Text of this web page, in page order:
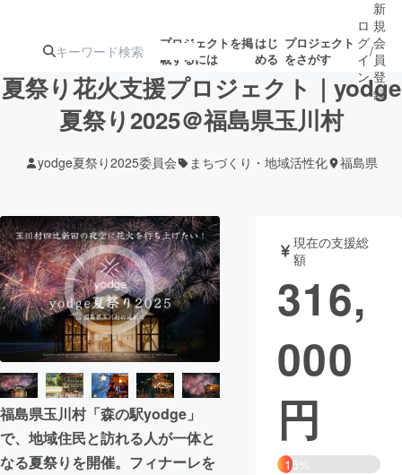
プロジェクトを掲
載するには
はじ
める
プロジェクト
をさがす
ジェクト
ターン
注目の新着プロ
ジェクト
募集終了が近いプ
ロジェクト
もうすぐ公開
されます
アート・写真 音楽
テクノロジー・ガジェット ゲーム・サ
映像・映画
ビジネス・起業
まちづくり・地域活性化
ロ
グ
イ
ン
/
新
規
会
員
登
録
夏祭り花火支援プロジェクト｜yodge
夏祭り2025＠福島県玉川村
yodge夏祭り2025委員会 まちづくり・地域活性化 福島県
福島県玉川村「森の駅yodge」
で、地域住民と訪れる人が一体と
なる夏祭りを開催。フィナーレを
現在の支援総
額
316,
000
円
15%